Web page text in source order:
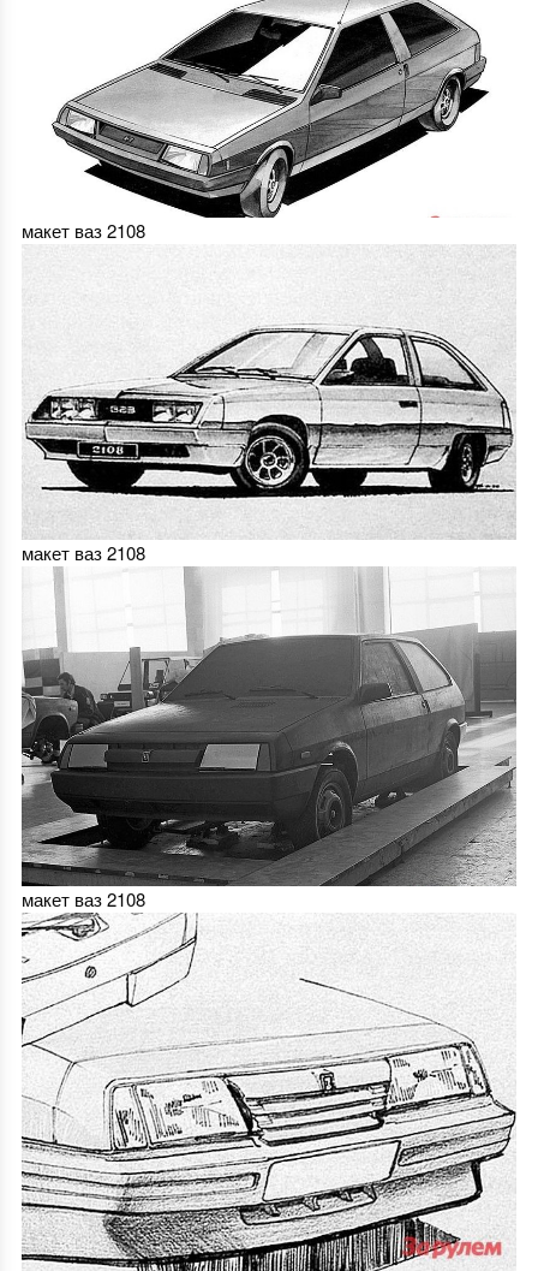
макет ваз 2108
макет ваз 2108
макет ваз 2108